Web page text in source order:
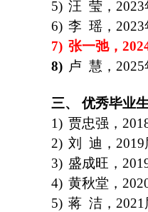
5) 汪 莹， 2023
6) 李 瑶， 2023
7) 张一弛，
8) 卢 慧， 2025
三、 优秀毕业
1) 贾忠强，
2) 刘 迪， 2019
3) 盛成旺，
4) 黄秋堂，
5) 蒋 洁， 2021